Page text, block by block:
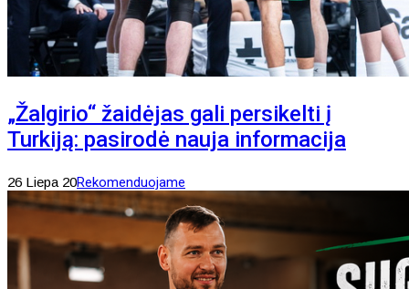
„Žalgirio“ žaidėjas gali persikelti į
Turkiją: pasirodė nauja informacija
26 Liepa 20Rekomenduojame